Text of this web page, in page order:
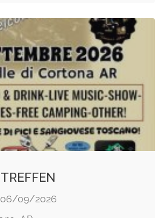
06/09/2026